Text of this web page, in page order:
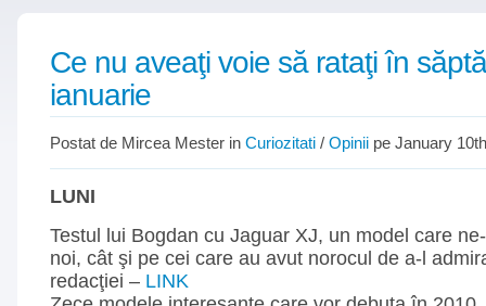
Ce nu aveaţi voie să rataţi în
ianuarie
Postat de Mircea Mester in Curiozitati / Opinii pe January
LUNI
Testul lui Bogdan cu Jaguar XJ, un model care
noi, cât şi pe cei care au avut norocul de a-l
redacţiei – LINK